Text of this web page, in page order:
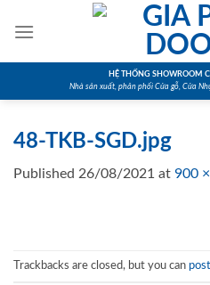
HỆ THỐNG SHOWROOM
Nhà sản xuất, phân phối Cửa gỗ, Cửa
48-TKB-SGD.jpg
Published 26/08/2021 at 900
Trackbacks are closed, but you can